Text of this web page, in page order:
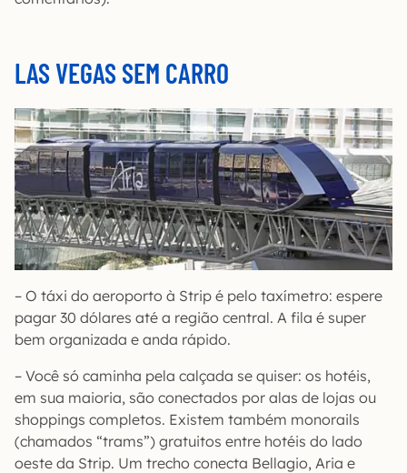
LAS VEGAS SEM CARRO
– O táxi do aeroporto à Strip é pelo taxímetro: espere
pagar 30 dólares até a região central. A fila é super
bem organizada e anda rápido.
– Você só caminha pela calçada se quiser: os hotéis,
em sua maioria, são conectados por alas de lojas ou
shoppings completos. Existem também monorails
(chamados “trams”) gratuitos entre hotéis do lado
oeste da Strip. Um trecho conecta Bellagio, Aria e